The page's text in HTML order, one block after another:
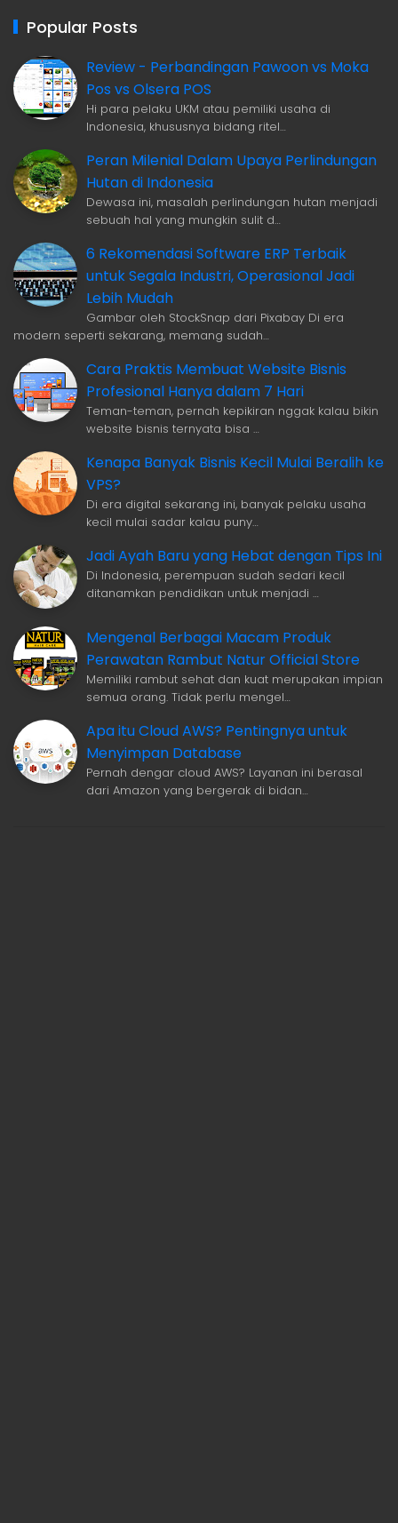
Popular Posts
Review - Perbandingan Pawoon vs Moka
Pos vs Olsera POS
Hi para pelaku UKM atau pemiliki usaha di
Indonesia, khususnya bidang ritel…
Peran Milenial Dalam Upaya Perlindungan
Hutan di Indonesia
Dewasa ini, masalah perlindungan hutan menjadi
sebuah hal yang mungkin sulit d…
6 Rekomendasi Software ERP Terbaik
untuk Segala Industri, Operasional Jadi
Lebih Mudah
Gambar oleh StockSnap dari Pixabay Di era
modern seperti sekarang, memang sudah…
Cara Praktis Membuat Website Bisnis
Profesional Hanya dalam 7 Hari
Teman-teman, pernah kepikiran nggak kalau bikin
website bisnis ternyata bisa …
Kenapa Banyak Bisnis Kecil Mulai Beralih ke
VPS?
Di era digital sekarang ini, banyak pelaku usaha
kecil mulai sadar kalau puny…
Jadi Ayah Baru yang Hebat dengan Tips Ini
Di Indonesia, perempuan sudah sedari kecil
ditanamkan pendidikan untuk menjadi …
Mengenal Berbagai Macam Produk
Perawatan Rambut Natur Official Store
Memiliki rambut sehat dan kuat merupakan impian
semua orang. Tidak perlu mengel…
Apa itu Cloud AWS? Pentingnya untuk
Menyimpan Database
Pernah dengar cloud AWS? Layanan ini berasal
dari Amazon yang bergerak di bidan…